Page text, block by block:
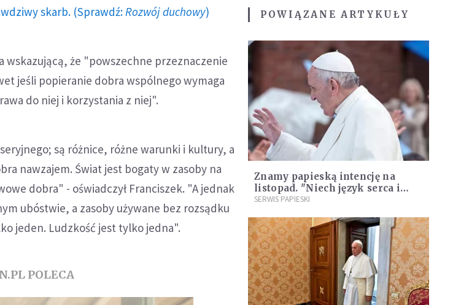
skarb. (Sprawdź: Rozwój duchowy)
wskazującą, że "powszechne przeznaczenie
jeśli popieranie dobra wspólnego wymaga
do niej i korzystania z niej".
są różnice, różne warunki i kultury, a
nawzajem. Świat jest bogaty w zasoby na
dobra" - oświadczył Franciszek. "A jednak
ubóstwie, a zasoby używane bez rozsądku
jeden. Ludzkość jest tylko jedna".
POLECA
POWIĄZANE ARTYKUŁY
Znamy papieską intencję na
listopad. "Niech język serca i
dialogu przeważa nad językiem
SERWIS PAPIESKI